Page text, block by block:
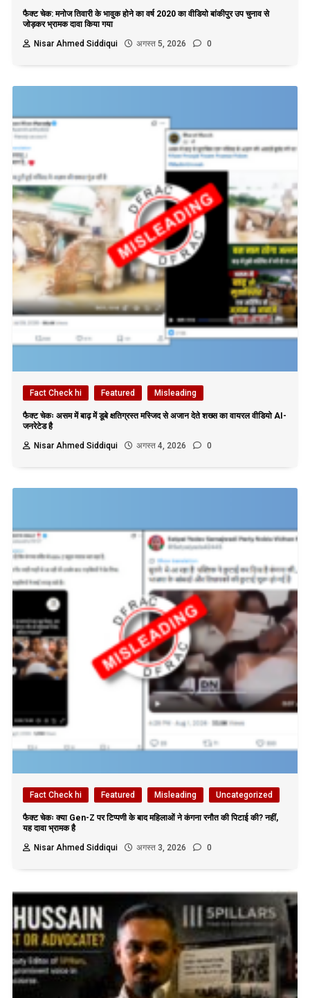
फैक्ट चेक: मनोज तिवारी के भावुक होने का वर्ष 2020 का वीडियो बांकीपुर उप चुनाव से
जोड़कर भ्रामक दावा किया गया
Nisar Ahmed Siddiqui
अगस्त 5, 2026 0
Fact Check hi Featured Misleading
फैक्ट चेकः असम में बाढ़ में डूबे क्षतिग्रस्त मस्जिद से अजान देते शख्स का वायरल वीडियो AI-
जनरेटेड है
Nisar Ahmed Siddiqui
अगस्त 4, 2026 0
Fact Check hi Featured Misleading Uncategorized
फैक्ट चेकः क्या Gen-Z पर टिप्पणी के बाद महिलाओं ने कंगना रनौत की पिटाई की? नहीं,
यह दावा भ्रामक है
Nisar Ahmed Siddiqui
अगस्त 3, 2026 0